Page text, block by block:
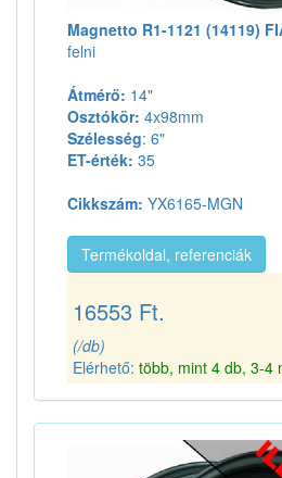
Magnetto R1-1121 (14119)
felni
Átmérő: 14"
Osztókör: 4x98mm
Szélesség: 6"
ET-érték: 35
Cikkszám: YX6165-MGN
Termékoldal, referenciák
16553 Ft.
(/db)
Elérhető: több, mint 4 db, 3-4